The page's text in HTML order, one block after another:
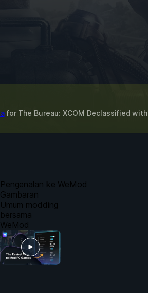
for The Bureau: XCOM Declassified with
Pengenalan ke WeMod
Gambaran
Umum modding
bersama
WeMod